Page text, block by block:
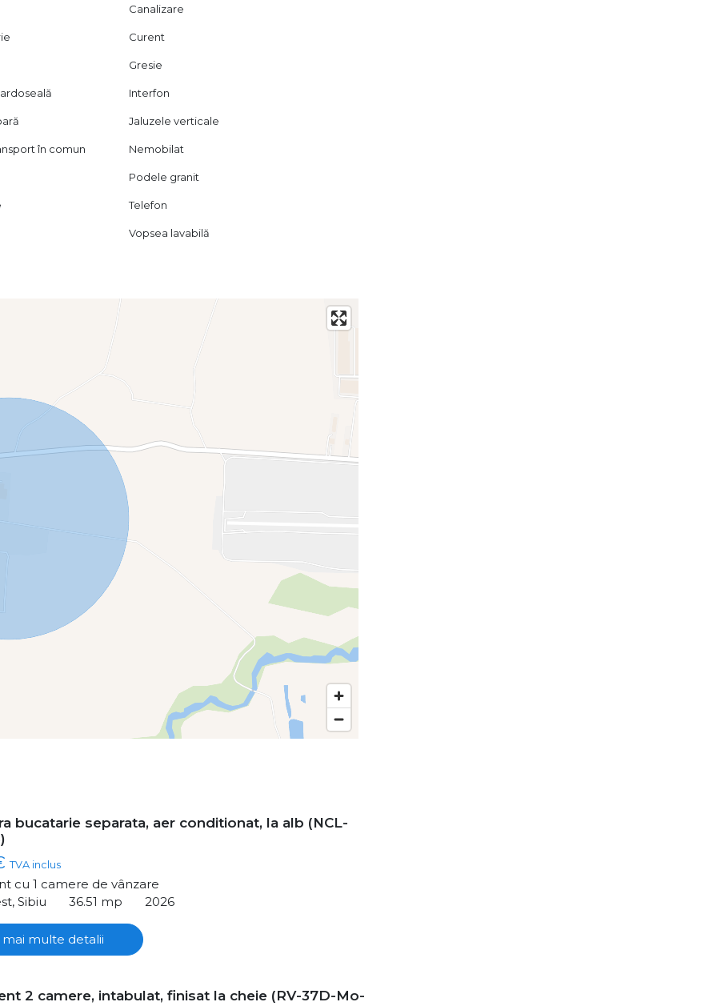
Canalizare
Curent
Gresie
Interfon
Jaluzele verticale
în comun Nemobilat
Podele granit
Telefon
Vopsea lavabilă
bucatarie separata, aer conditionat, la alb (NCL-
TVA inclus
cu 1 camere de vânzare
Sibiu
36.51 mp 2026
mai multe detalii
2 camere, intabulat, finisat la cheie (RV-37D-Mo-